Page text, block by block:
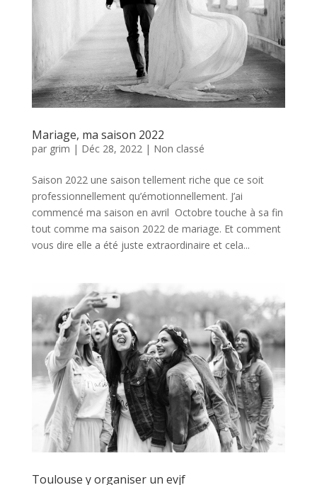
Mariage, ma saison 2022
par grim | Déc 28, 2022 | Non classé
Saison 2022 une saison tellement riche que ce soit
professionnellement qu’émotionnellement. J’ai
commencé ma saison en avril Octobre touche à sa fin
tout comme ma saison 2022 de mariage. Et comment
vous dire elle a été juste extraordinaire et cela...
Toulouse y organiser un evjf